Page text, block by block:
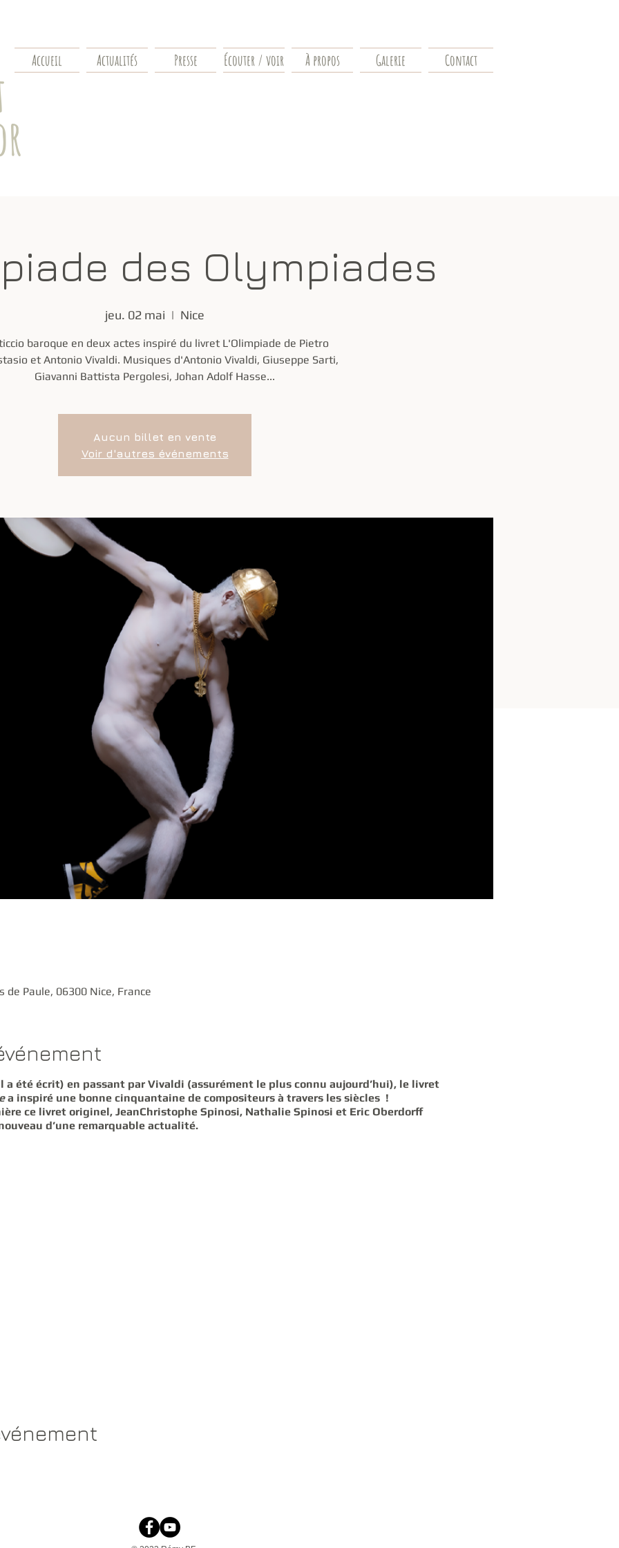
Accueil Actualités Presse Écouter / voir À propos Galerie Contact
des Olympiades
jeu. 02 mai
  |
Nice
baroque en deux actes inspiré du livret L'Olimpiade de Pietro
et Antonio Vivaldi. Musiques d'Antonio Vivaldi, Giuseppe Sarti,
Giavanni Battista Pergolesi, Johan Adolf Hasse...
Aucun billet en vente
Voir d'autres événements
de Paule, 06300 Nice, France
a été écrit) en passant par Vivaldi (assurément le plus connu aujourd’hui), le livret
a inspiré une bonne cinquantaine de compositeurs à travers les siècles !
ce livret originel, JeanChristophe Spinosi, Nathalie Spinosi et Eric Oberdorff
d’une remarquable actualité.